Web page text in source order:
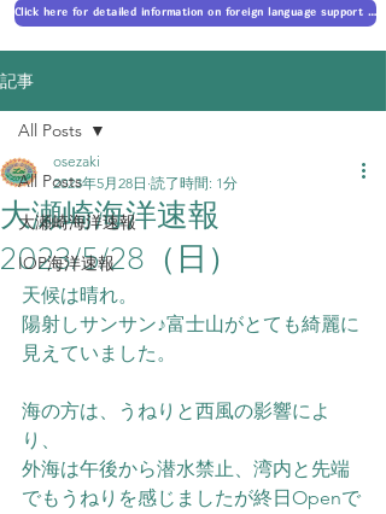
Click here for detailed information on foreign language support 外国語対応の詳細に​ついて
記事
All Posts
大瀬崎海洋速報
IOP海洋速報
All Posts
大瀬崎海洋速報
2023/5/28（日）
osezaki
2023年5月28日 読了時間: 1分
天候は晴れ。
陽射しサンサン♪富士山がとても綺麗に
見えていました。
海の方は、うねりと西風の影響によ
り、
外海は午後から潜水禁止、湾内と先端
でもうねりを感じましたが終日Openで